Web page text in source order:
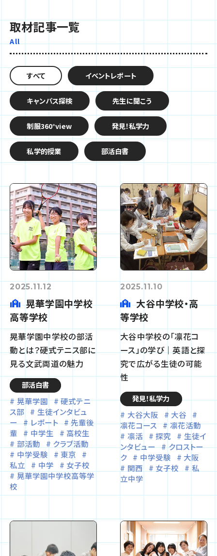
取材記事一覧
All
すべて イベントレポート
キャンパス探検 先生に聞こう
制服360°view 発見！私学力
私学的授業 部活白書
2025.11.12
晃華学園中学校
高等学校
晃華学園中学校の部活
動とは？硬式テニス部に
見る文武両道の魅力
部活白書
晃華学園
硬式テニ
ス部
生徒インタビュ
ー
レポート
先輩後
輩
中学生
高校生
部活動
クラブ活動
中学受験
東京
私立
中学
女子校
晃華学園中学校高等学
校
2025.11.10
大谷中学校・高
等学校
大谷中学校の「凛花コ
ース」の学び｜英語と探
究で広がる生徒の可能
性
発見！私学力
大谷大阪
大谷
凛花コース
凛花活動
凛活
探究
生徒イ
ンタビュー
クロストー
ク
中学受験
大阪
関西
女子校
私
立中学